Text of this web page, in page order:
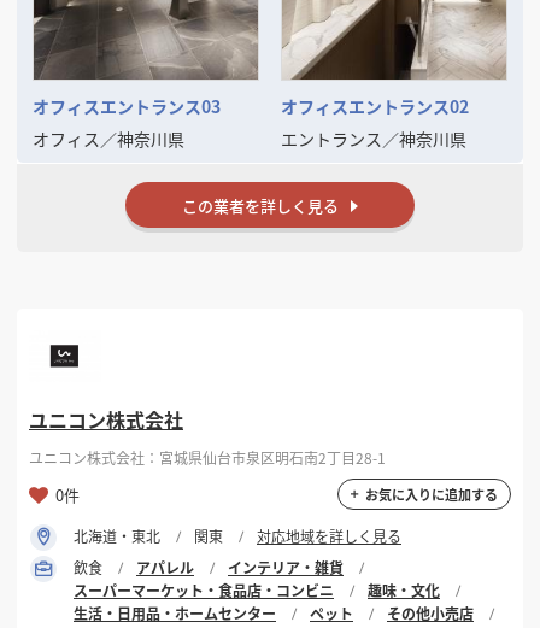
オフィスエントランス03
オフィス ／神奈川県
オフィスエントランス02
エントランス ／神奈川県
この業者を詳しく見る
ユニコン株式会社
ユニコン株式会社：宮城県仙台市泉区明石南2丁目28-1
0件 お気に入りに追加する
北海道・東北 関東
対応地域を詳しく見る
飲食
アパレル
インテリア・雑貨
スーパーマーケット・食品店・コンビニ
趣味・文化
生活・日用品・ホームセンター
ペット
その他小売店